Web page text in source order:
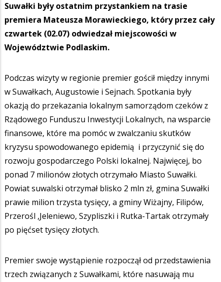
Suwałki były ostatnim przystankiem na trasie
premiera Mateusza Morawieckiego, który przez cały
czwartek (02.07) odwiedzał miejscowości w
Województwie Podlaskim.
Podczas wizyty w regionie premier gościł między innymi
w Suwałkach, Augustowie i Sejnach. Spotkania były
okazją do przekazania lokalnym samorządom czeków z
Rządowego Funduszu Inwestycji Lokalnych, na wsparcie
finansowe, które ma pomóc w zwalczaniu skutków
kryzysu spowodowanego epidemią i przyczynić się do
rozwoju gospodarczego Polski lokalnej. Najwięcej, bo
ponad 7 milionów złotych otrzymało Miasto Suwałki.
Powiat suwalski otrzymał blisko 2 mln zł, gmina Suwałki
prawie milion trzysta tysięcy, a gminy Wiżajny, Filipów,
Przerośl ,Jeleniewo, Szypliszki i Rutka-Tartak otrzymały
po pięćset tysięcy złotych.
Premier swoje wystąpienie rozpoczął od przedstawienia
trzech związanych z Suwałkami, które nasuwają mu